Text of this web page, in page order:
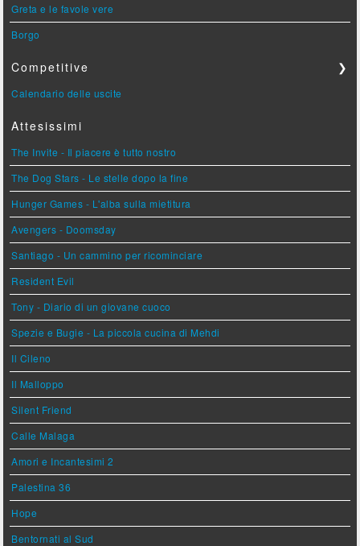
Greta e le favole vere
Borgo
Competitive ❯
Calendario delle uscite
Attesissimi
The Invite - Il piacere è tutto nostro
The Dog Stars - Le stelle dopo la fine
Hunger Games - L'alba sulla mietitura
Avengers - Doomsday
Santiago - Un cammino per ricominciare
Resident Evil
Tony - Diario di un giovane cuoco
Spezie e Bugie - La piccola cucina di Mehdi
Il Cileno
Il Malloppo
Silent Friend
Calle Malaga
Amori e Incantesimi 2
Palestina 36
Hope
Bentornati al Sud